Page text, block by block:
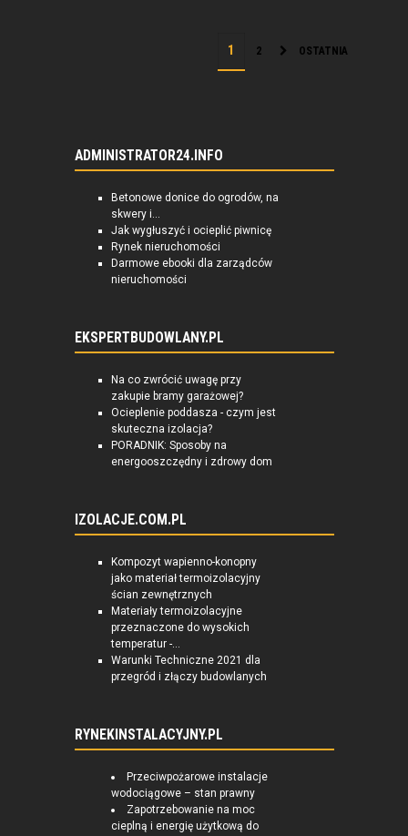
2 OSTATNIA
ADMINISTRATOR24.INFO
Betonowe donice do ogrodów, na
skwery i...
Jak wygłuszyć i ocieplić piwnicę
Rynek nieruchomości
Darmowe ebooki dla zarządców
nieruchomości
EKSPERTBUDOWLANY.PL
Na co zwrócić uwagę przy
zakupie bramy garażowej?
Ocieplenie poddasza - czym jest
skuteczna izolacja?
PORADNIK: Sposoby na
energooszczędny i zdrowy dom
IZOLACJE.COM.PL
Kompozyt wapienno-konopny
jako materiał termoizolacyjny
ścian zewnętrznych
Materiały termoizolacyjne
przeznaczone do wysokich
temperatur -...
Warunki Techniczne 2021 dla
przegród i złączy budowlanych
RYNEKINSTALACYJNY.PL
Przeciwpożarowe instalacje
wodociągowe – stan prawny
Zapotrzebowanie na moc
cieplną i energię użytkową do